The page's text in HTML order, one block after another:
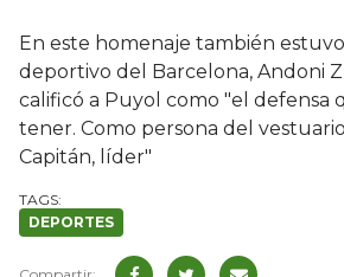
En este homenaje también
deportivo del Barcelona, Andoni
calificó a Puyol como "el defensa
tener. Como persona del
Capitán, líder"
DEPORTES